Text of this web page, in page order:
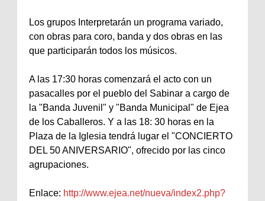
Los grupos Interpretarán un programa variado,
con obras para coro, banda y dos obras en las
que participarán todos los músicos.
A las 17:30 horas comenzará el acto con un
pasacalles por el pueblo del Sabinar a cargo de
la "Banda Juvenil" y "Banda Municipal" de Ejea
de los Caballeros. Y a las 18: 30 horas en la
Plaza de la Iglesia tendrá lugar el "CONCIERTO
DEL 50 ANIVERSARIO", ofrecido por las cinco
agrupaciones.
Enlace: http://www.ejea.net/nueva/index2.php?